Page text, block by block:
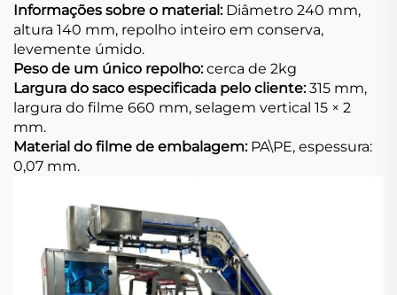
Informações sobre o material: Diâmetro 240 mm,
altura 140 mm, repolho inteiro em conserva,
levemente úmido.
Peso de um único repolho:cerca de 2kg
Largura do saco especificada pelo cliente:315 mm,
largura do filme 660 mm, selagem vertical 15 × 2
mm.
Material do filme de embalagem: PA\PE, espessura:
0,07 mm.